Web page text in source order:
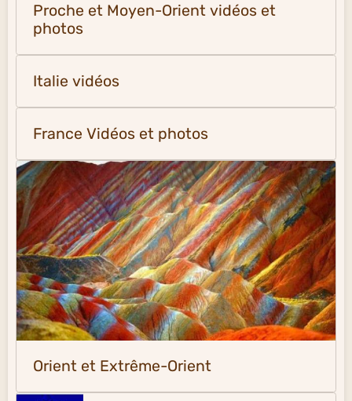
Proche et Moyen-Orient vidéos et
photos
Italie vidéos
France Vidéos et photos
Orient et Extrême-Orient